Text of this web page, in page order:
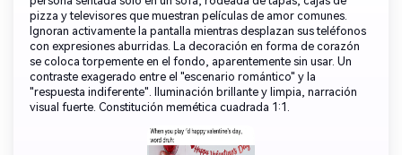
pizza y televisores que muestran películas de amor comunes.
Ignoran activamente la pantalla mientras desplazan sus teléfonos
con expresiones aburridas. La decoración en forma de corazón
se coloca torpemente en el fondo, aparentemente sin usar. Un
contraste exagerado entre el "escenario romántico" y la
"respuesta indiferente". Iluminación brillante y limpia, narración
visual fuerte. Constitución memética cuadrada 1:1.